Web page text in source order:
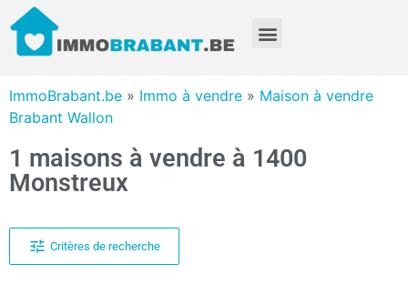
ImmoBrabant.be » Immo à vendre » Maison à vendre
Brabant Wallon
1 maisons à vendre à 1400
Monstreux
Critères de recherche